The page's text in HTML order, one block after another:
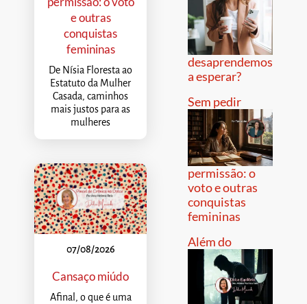
e outras
conquistas
femininas
De Nísia Floresta ao
Estatuto da Mulher
Casada, caminhos
mais justos para as
mulheres
07/08/2026
Cansaço miúdo
Afinal, o que é uma
desaprendemos
a esperar?
Sem pedir
permissão: o
voto e outras
conquistas
femininas
Além do